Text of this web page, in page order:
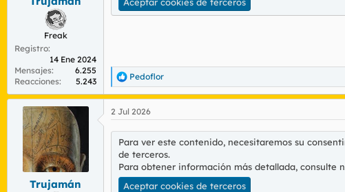
Freak
Registro
14 Ene 2024
Mensajes
6.255
Reacciones
5.243
R
e
a
c
o
n
e
s
Pedoflor
Trujamán
2 Jul 2026
Para ver este contenido, necesitaremos su
de terceros.
Para obtener información más detallada, consulte
Aceptar cookies de terceros